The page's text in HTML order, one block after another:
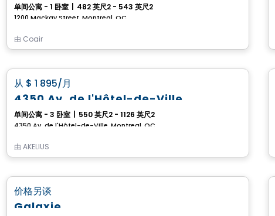
单间公寓 - 1 卧室 482 英尺2 - 543 英尺2
1200 Mackay Street, Montreal, QC
由 Cogir
公寓
从 $ 1 895/月
4350 Av. de l'Hôtel-de-Ville
单间公寓 - 3 卧室 550 英尺2 - 1126 英尺2
4350 Av. de l'Hôtel-de-Ville, Montreal, QC
由 AKELIUS
公寓
价格另谈
Galaxie